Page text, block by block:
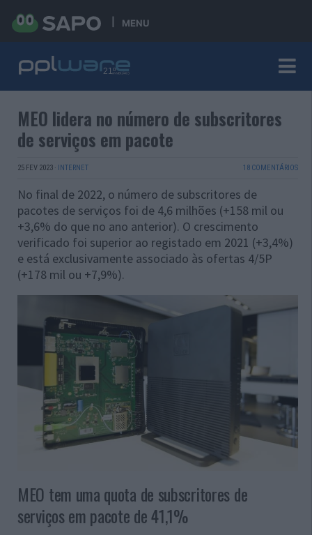
MENU
MEO lidera no número de subscritores
de serviços em pacote
25 FEV 2023 · INTERNET 18 COMENTÁRIOS
No final de 2022, o número de subscritores de
pacotes de serviços foi de 4,6 milhões (+158 mil ou
+3,6% do que no ano anterior). O crescimento
verificado foi superior ao registado em 2021 (+3,4%)
e está exclusivamente associado às ofertas 4/5P
(+178 mil ou +7,9%).
MEO tem uma quota de subscritores de
serviços em pacote de 41,1%